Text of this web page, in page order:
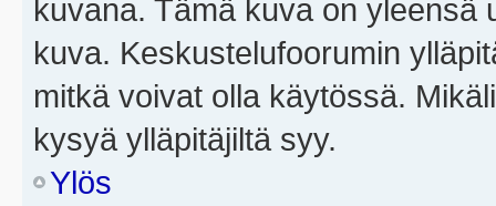
kuvana. Tämä kuva on yleensä
kuva. Keskustelufoorumin
mitkä voivat olla käytössä.
kysyä ylläpitäjiltä syy.
Ylös